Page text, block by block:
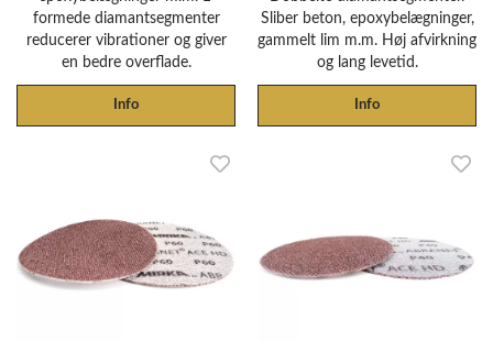
formede diamantsegmenter
reducerer vibrationer og giver
en bedre overflade.
Info
Sliber beton, epoxybelægninger,
gammelt lim m.m. Høj afvirkning
og lang levetid.
Info